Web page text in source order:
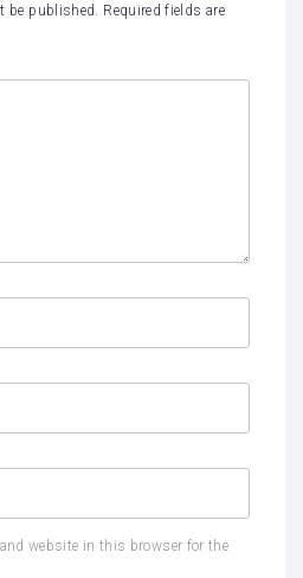
be published. Required fields are
website in this browser for the